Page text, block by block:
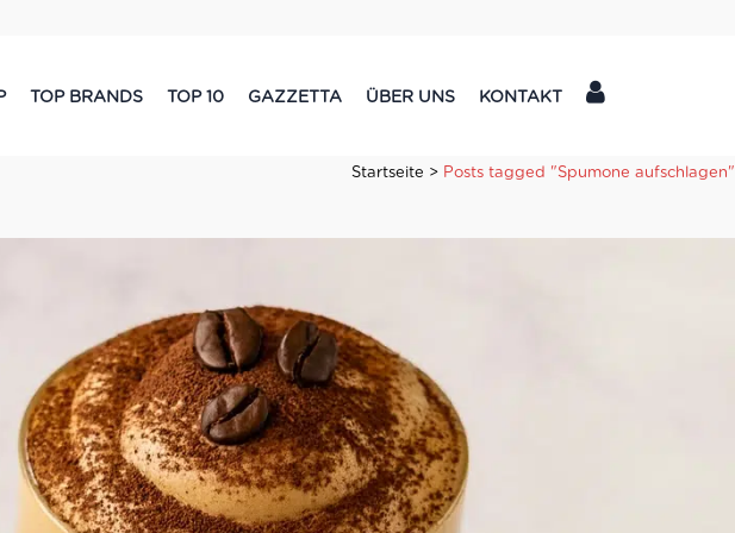
TOP BRANDS TOP 10 GAZZETTA ÜBER UNS KONTAKT
Startseite > Posts tagged "Spumone aufschlagen"